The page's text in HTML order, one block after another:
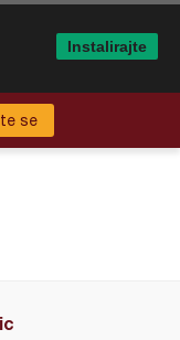
se
Instalirajte